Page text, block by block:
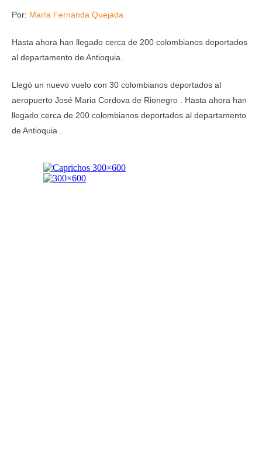
Por: María Fernanda Quejada
Hasta ahora han llegado cerca de 200 colombianos deportados
al departamento de Antioquia.
Llegó un nuevo vuelo con 30 colombianos deportados al
aeropuerto José Maria Cordova de Rionegro . Hasta ahora han
llegado cerca de 200 colombianos deportados al departamento
de Antioquia .